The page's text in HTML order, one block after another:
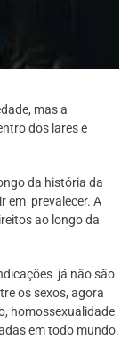
mas a
dos lares e
da história da
em prevalecer. A
ao longo da
já não são
os sexos, agora
homossexualidade
em todo mundo.